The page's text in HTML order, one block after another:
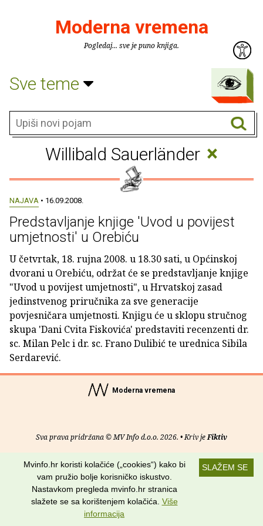
Moderna vremena
Pogledaj... sve je puno knjiga.
Sve teme
Willibald Sauerländer ×
NAJAVA • 16.09.2008.
Predstavljanje knjige 'Uvod u povijest
umjetnosti' u Orebiću
U četvrtak, 18. rujna 2008. u 18.30 sati, u Općinskoj
dvorani u Orebiću, održat će se predstavljanje knjige
"Uvod u povijest umjetnosti", u Hrvatskoj zasad
jedinstvenog priručnika za sve generacije
povjesničara umjetnosti. Knjigu će u sklopu stručnog
skupa 'Dani Cvita Fiskovića' predstaviti recenzenti dr.
sc. Milan Pelc i dr. sc. Frano Dulibić te urednica Sibila
Serdarević.
Moderna vremena
Sva prava pridržana © MV Info d.o.o. 2026. • Kriv jeFiktiv
O nama • Pomoć• Uvjeti korištenja• RSS kanali
Potraži nas na:
SLAŽEM SE
Mvinfo.hr koristi kolačiće („cookies“) kako bi
vam pružio bolje korisničko iskustvo.
Nastavkom pregleda mvinfo.hr stranica
slažete se sa korištenjem kolačića. Više
informacija